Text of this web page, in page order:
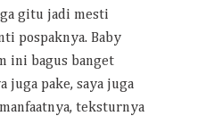
gitu jadi mesti
pospaknya. Baby
ini bagus banget
juga pake, saya juga
teksturnya